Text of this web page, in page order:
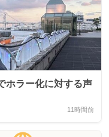
ホラー化に対する声
11時間前